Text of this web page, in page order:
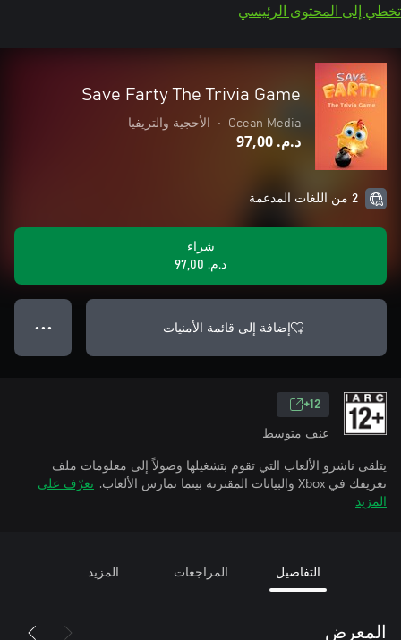
تخطي إلى المحتوى الرئيسي
Save Farty The Trivia Game
Ocean Media
• الأحجية والتريفيا
د.م.‏ 97,00
2 من اللغات المدعمة
شراء
د.م.‏ 97,00
إضافة إلى قائمة الأمنيات ● ● ●
12+
عنف متوسط
يتلقى ناشرو الألعاب التي تقوم بتشغيلها وصولاً إلى معلومات ملف
تعريفك في Xbox والبيانات المقترنة بينما تمارس الألعاب.
تعرّف على
المزيد
التفاصيل المراجعات المزيد
المعرض